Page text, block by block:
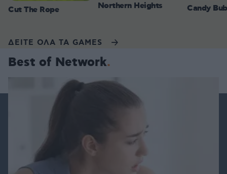
Cut The Rope Northern Heights Candy
ΔΕΙΤΕ ΟΛΑ ΤΑ GAMES
Best of Network